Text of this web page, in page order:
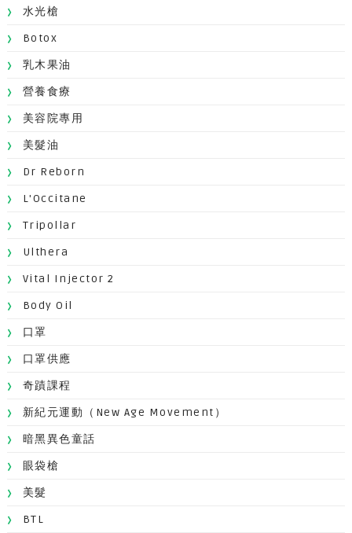
水光槍
Botox
乳木果油
營養食療
美容院專用
美髮油
Dr Reborn
L'Occitane
Tripollar
Ulthera
Vital Injector 2
Body Oil
口罩
口罩供應
奇蹟課程
新紀元運動（New Age Movement）
暗黑異色童話
眼袋槍
美髮
BTL